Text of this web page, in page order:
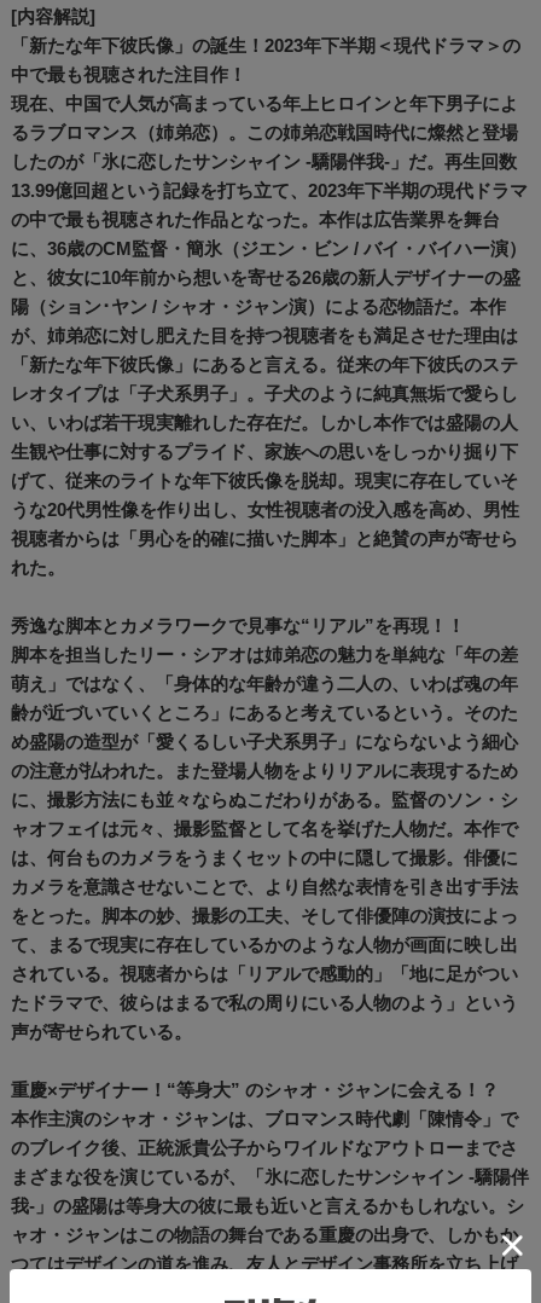
[内容解説]
「新たな年下彼氏像」の誕生！2023年下半期＜現代ドラマ＞の
中で最も視聴された注目作！
現在、中国で人気が高まっている年上ヒロインと年下男子によ
るラブロマンス（姉弟恋）。この姉弟恋戦国時代に燦然と登場
したのが「氷に恋したサンシャイン -驕陽伴我-」だ。再生回数
13.99億回超という記録を打ち立て、2023年下半期の現代ドラマ
の中で最も視聴された作品となった。本作は広告業界を舞台
に、36歳のCM監督・簡氷（ジエン・ビン / バイ・バイハー演）
と、彼女に10年前から想いを寄せる26歳の新人デザイナーの盛
陽（ション･ヤン / シャオ・ジャン演）による恋物語だ。本作
が、姉弟恋に対し肥えた目を持つ視聴者をも満足させた理由は
「新たな年下彼氏像」にあると言える。従来の年下彼氏のステ
レオタイプは「子犬系男子」。子犬のように純真無垢で愛らし
い、いわば若干現実離れした存在だ。しかし本作では盛陽の人
生観や仕事に対するプライド、家族への思いをしっかり掘り下
げて、従来のライトな年下彼氏像を脱却。現実に存在していそ
うな20代男性像を作り出し、女性視聴者の没入感を高め、男性
視聴者からは「男心を的確に描いた脚本」と絶賛の声が寄せら
れた。
秀逸な脚本とカメラワークで見事な“リアル”を再現！！
脚本を担当したリー・シアオは姉弟恋の魅力を単純な「年の差
萌え」ではなく、「身体的な年齢が違う二人の、いわば魂の年
齢が近づいていくところ」にあると考えているという。そのた
め盛陽の造型が「愛くるしい子犬系男子」にならないよう細心
の注意が払われた。また登場人物をよりリアルに表現するため
に、撮影方法にも並々ならぬこだわりがある。監督のソン・シ
ャオフェイは元々、撮影監督として名を挙げた人物だ。本作で
は、何台ものカメラをうまくセットの中に隠して撮影。俳優に
カメラを意識させないことで、より自然な表情を引き出す手法
をとった。脚本の妙、撮影の工夫、そして俳優陣の演技によっ
て、まるで現実に存在しているかのような人物が画面に映し出
されている。視聴者からは「リアルで感動的」「地に足がつい
たドラマで、彼らはまるで私の周りにいる人物のよう」という
声が寄せられている。
重慶×デザイナー！“等身大” のシャオ・ジャンに会える！？
本作主演のシャオ・ジャンは、ブロマンス時代劇「陳情令」で
のブレイク後、正統派貴公子からワイルドなアウトローまでさ
まざまな役を演じているが、「氷に恋したサンシャイン -驕陽伴
我-」の盛陽は等身大の彼に最も近いと言えるかもしれない。シ
ャオ・ジャンはこの物語の舞台である重慶の出身で、しかもか
つてはデザインの道を進み、友人とデザイン事務所を立ち上げ